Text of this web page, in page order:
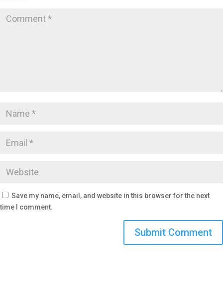
Save my name, email, and website in this browser for the next
time I comment.